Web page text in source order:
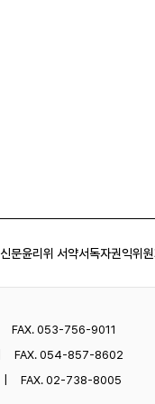
신문윤리위 서약서독자권익위
FAX. 053-756-9011
FAX. 054-857-8602
FAX. 02-738-8005